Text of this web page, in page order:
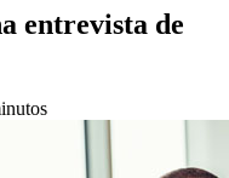
entrevista de